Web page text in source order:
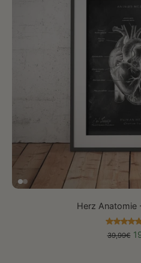
Herz Anatomie
39,99€